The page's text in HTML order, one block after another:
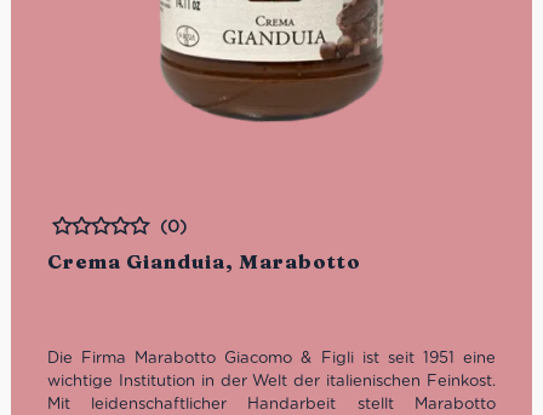
Crema Gianduia, Marabotto
Bewertet
(0)
Die Firma Marabotto Giacomo & Figli ist seit 1951 eine
wichtige Institution in der Welt der italienischen Feinkost.
Mit leidenschaftlicher Handarbeit stellt Marabotto